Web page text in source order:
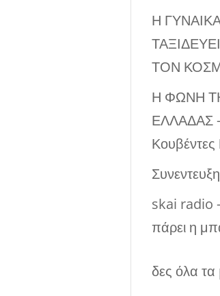
Η
ΤΟΝ
Η ΦΩΝΗ
ΕΛΛΑΔΑΣ
Κουβέντες
Συνεντευξη
skai radio
πάρει η
δες όλα